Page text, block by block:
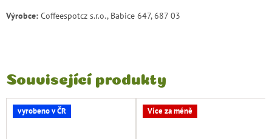
Související produkty
vyrobeno v ČR Více za méně
Výrobce: Coffeespotcz s.r.o., Babice 647, 687 03